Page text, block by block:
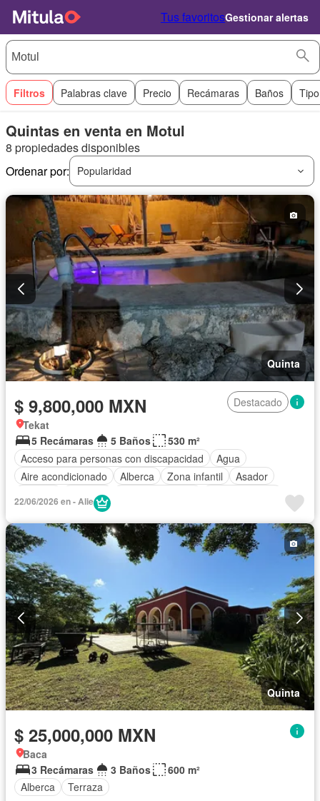
Tus favoritosGestionar alertas
Filtros Palabras clave Precio Recámaras Baños
Quintas en venta en Motul
8 propiedades disponibles
Ordenar por:
Popularidad
Quinta
$ 9,800,000 MXN
Destacado
Tekat
5 Recámaras
5 Baños
530 m²
Acceso para personas con discapacidad
Agua
Aire acondicionado
Alberca Zona infantil
Asador
Cisterna
Cuarto de Limpieza
Estacionamiento
Gas natural Internet
Jardín
Despacho
Recámara con closet Azotea Terraza
Wifi
Zonas verdes
Parcialmente amueblado
22/06/2026 en - Alie
Quinta
$ 25,000,000 MXN
Baca
3 Recámaras
3 Baños
600 m²
Alberca
Terraza